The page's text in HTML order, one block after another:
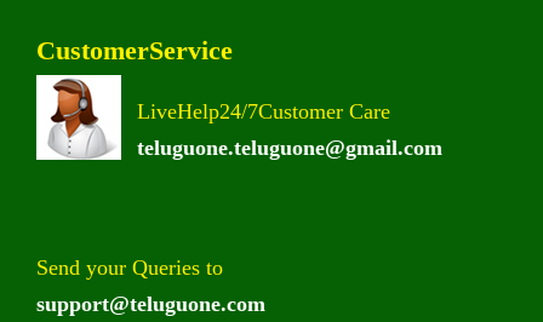
CustomerService
LiveHelp24/7Customer Care
teluguone.teluguone@gmail.com
Send your Queries to
support@teluguone.com